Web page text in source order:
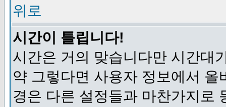
위로
시간이 틀립니다!
시간은 거의 맞습니다만 시간대
약 그렇다면 사용자 정보에서
경은 다른 설정들과 마찬가지로